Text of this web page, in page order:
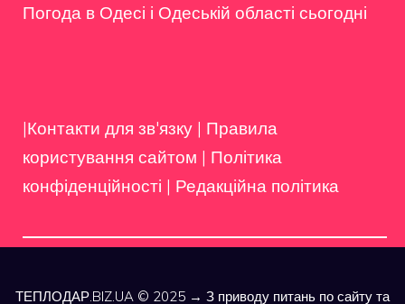
Погода в Одесі і Одеській області сьогодні
|Контакти для зв'язку | Правила
користування сайтом | Політика
конфіденційності | Редакційна політика
ТЕПЛОДАР.BIZ.UA © 2025 → З приводу питань по сайту та